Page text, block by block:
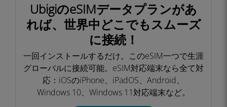
UbigiのeSIMデータプランがあ
れば、世界中どこでもスムーズ
に接続！​
一回インストールするだけ。このeSIM一つで生涯
グローバルに接続可能。eSIM対応端末なら全て対
応：iOSのiPhone、iPadOS、Android、
Windows 10、Windows 11対応端末など。​